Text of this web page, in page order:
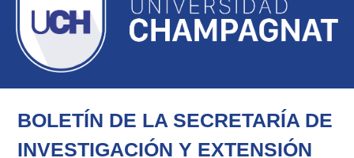
BOLETÍN DE LA SECRETARÍA DE
INVESTIGACIÓN Y EXTENSIÓN